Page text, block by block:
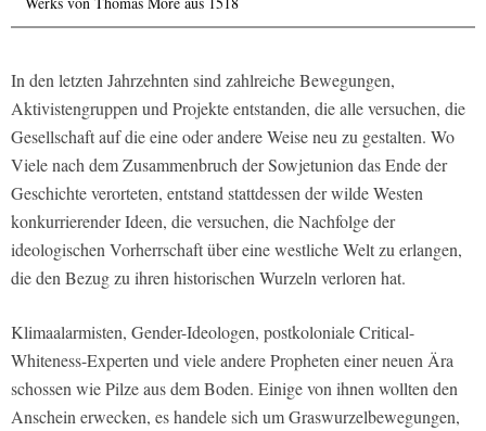
In den letzten Jahrzehnten sind zahlreiche Bewegungen,
Aktivistengruppen und Projekte entstanden, die alle versuchen, die
Gesellschaft auf die eine oder andere Weise neu zu gestalten. Wo
Viele nach dem Zusammenbruch der Sowjetunion das Ende der
Geschichte verorteten, entstand stattdessen der wilde Westen
konkurrierender Ideen, die versuchen, die Nachfolge der
ideologischen Vorherrschaft über eine westliche Welt zu erlangen,
die den Bezug zu ihren historischen Wurzeln verloren hat.
Klimaalarmisten, Gender-Ideologen, postkoloniale Critical-
Whiteness-Experten und viele andere Propheten einer neuen Ära
schossen wie Pilze aus dem Boden. Einige von ihnen wollten den
Anschein erwecken, es handele sich um Graswurzelbewegungen,